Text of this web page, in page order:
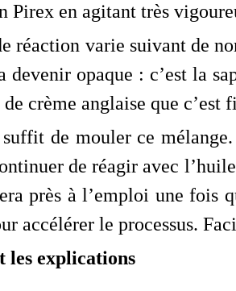
Pirex en agitant très
réaction varie suivant de
devenir opaque : c’est la
de crème anglaise que c’est
de mouler ce
de réagir avec
près à l’emploi une fois
accélérer le processus.
les explications